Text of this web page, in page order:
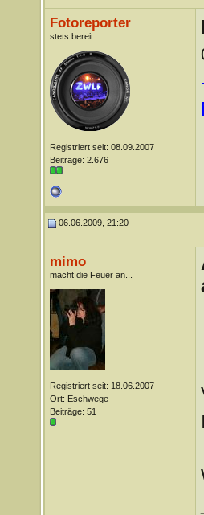
Fotoreporter
stets bereit
Registriert seit: 08.09.2007
Beiträge: 2.676
06.06.2009, 21:20
mimo
macht die Feuer an...
Registriert seit: 18.06.2007
Ort: Eschwege
Beiträge: 51